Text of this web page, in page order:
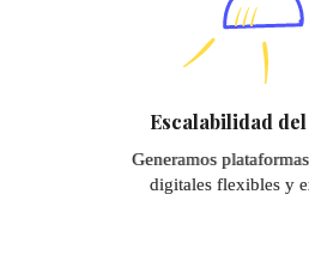
Escalabilidad
Generamos
digitales flexibles y